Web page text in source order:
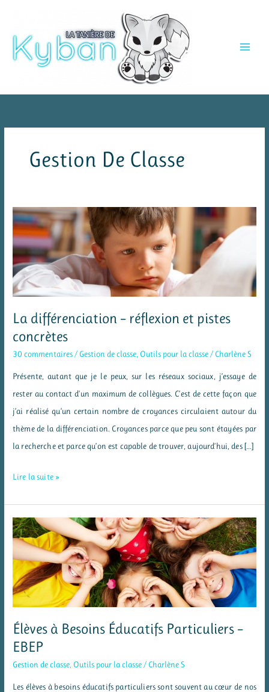
contenu
Gestion De Classe
La différenciation – réflexion et pistes
concrètes
30 commentaires / Gestion de classe Outils pour la classe / Charlène S
Présente, autant que je le peux, sur les réseaux sociaux, j’essaye de
rester au contact d’un maximum de collègues. C’est de cette façon que
j’ai réalisé qu’un certain nombre de croyances circulaient autour du
thème de la différenciation. Croyances parce que peu sont étayées par
la recherche et parce qu’on est capable de trouver, aujourd’hui, des […]
La
réflexion
et
pistes
concrètes
Lire la suite »
Élèves à Besoins Éducatifs Particuliers –
EBEP
Gestion de classe Outils pour la classe / Charlène S
Les élèves à besoins éducatifs particuliers sont souvent au cœur de nos